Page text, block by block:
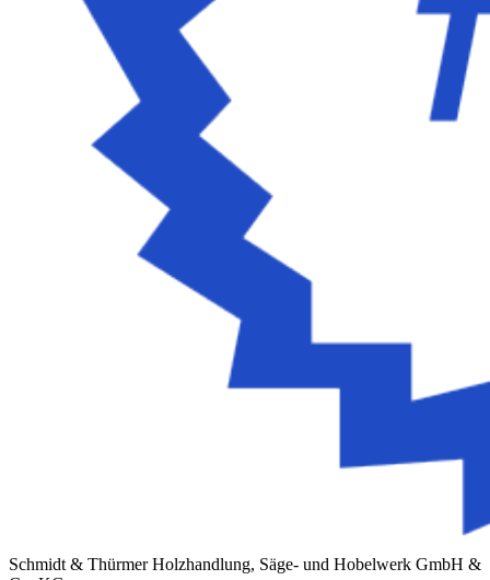
Schmidt & Thürmer Holzhandlung, Säge- und Hobelwerk GmbH &